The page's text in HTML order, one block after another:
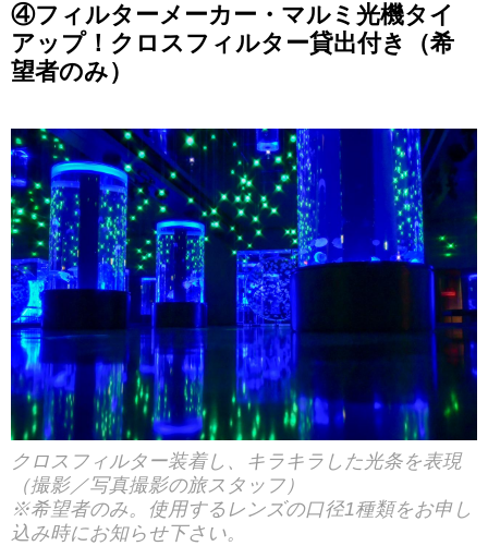
④フィルターメーカー・マルミ光機タイ
アップ！クロスフィルター貸出付き（希
望者のみ）
クロスフィルター装着し、キラキラした光条を表現
（撮影／写真撮影の旅スタッフ）
※希望者のみ。使用するレンズの口径1種類をお申し
込み時にお知らせ下さい。